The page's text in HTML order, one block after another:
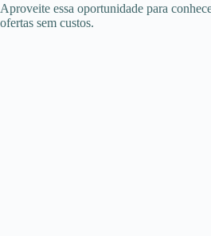
Aproveite essa oportunidade para
ofertas sem custos.